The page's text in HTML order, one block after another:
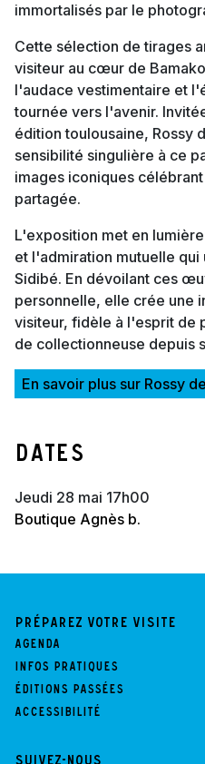
immortalisés par le
Cette sélection de tirages
visiteur au cœur de
l'audace vestimentaire et
tournée vers l'avenir.
édition toulousaine, Rossy
sensibilité singulière à ce
images iconiques
partagée.
L'exposition met en
et l'admiration mutuelle qui
Sidibé. En dévoilant ces
personnelle, elle crée une
visiteur, fidèle à l'esprit de
de collectionneuse depuis
En savoir plus sur Rossy
Dates
jeudi 28 mai 17h00
Boutique Agnès b.
Préparez votre visite
Agenda
Infos pratiques
Éditions passées
Accessibilité